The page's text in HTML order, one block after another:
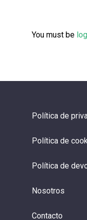
You must be
Política de
Política de
Política de
Nosotros
Contacto